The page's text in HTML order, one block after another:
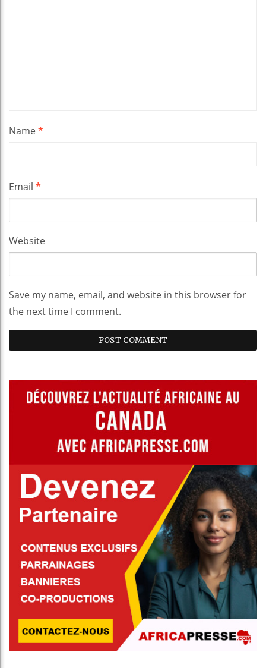
Name*
Email *
Website
Save my name, email, and website in this browser for
the next time I comment.